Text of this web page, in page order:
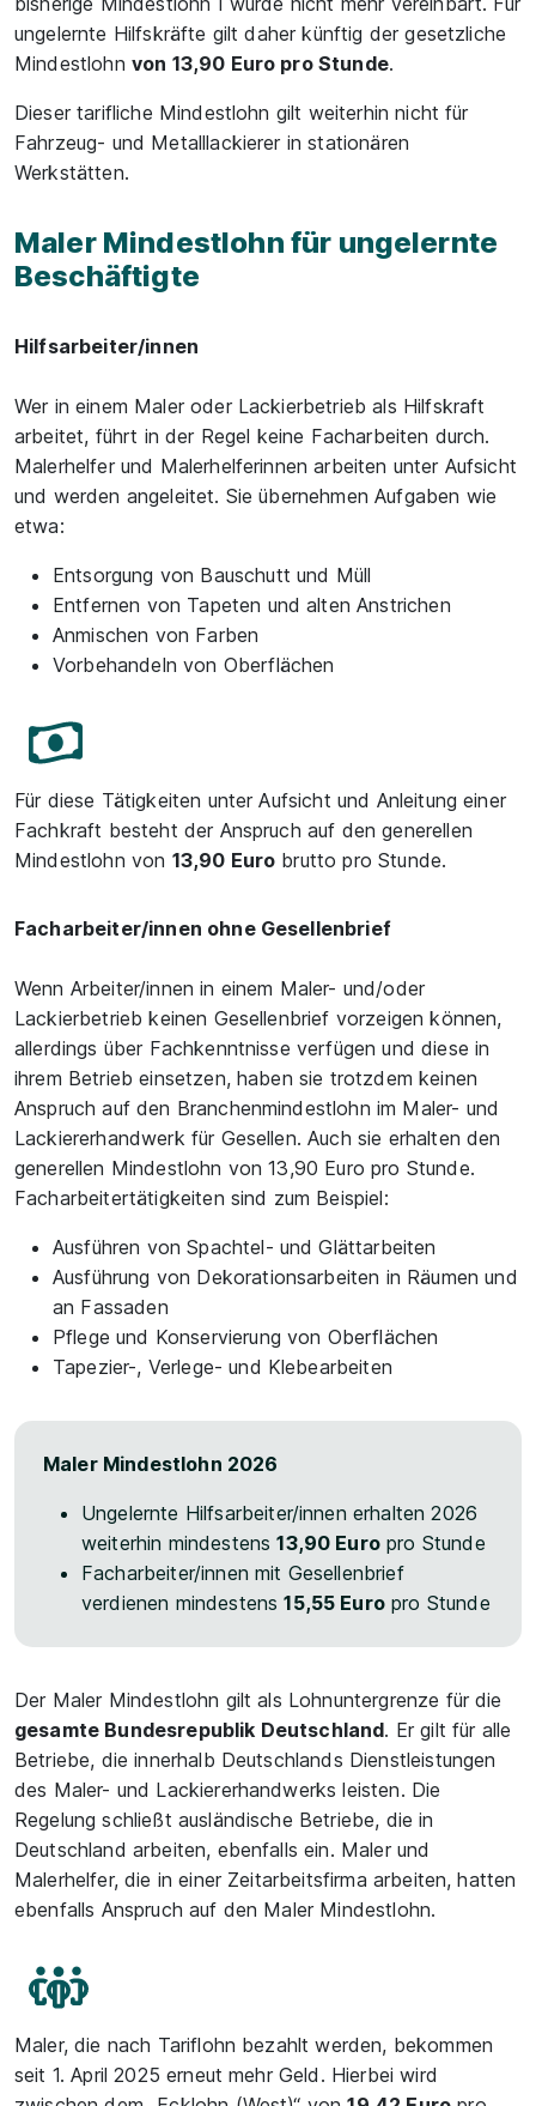
ungelernte Hilfskräfte gilt daher künftig der gesetzliche
Mindestlohn von 13,90 Euro pro Stunde.
Dieser tarifliche Mindestlohn gilt weiterhin nicht für
Fahrzeug- und Metalllackierer in stationären
Werkstätten.
Maler Mindestlohn für ungelernte
Beschäftigte
Hilfsarbeiter/innen
Wer in einem Maler oder Lackierbetrieb als Hilfskraft
arbeitet, führt in der Regel keine Facharbeiten durch.
Malerhelfer und Malerhelferinnen arbeiten unter Aufsicht
und werden angeleitet. Sie übernehmen Aufgaben wie
etwa:
Entsorgung von Bauschutt und Müll
Entfernen von Tapeten und alten Anstrichen
Anmischen von Farben
Vorbehandeln von Oberflächen
Für diese Tätigkeiten unter Aufsicht und Anleitung einer
Fachkraft besteht der Anspruch auf den generellen
Mindestlohn von 13,90 Euro brutto pro Stunde.
Facharbeiter/innen ohne Gesellenbrief
Wenn Arbeiter/innen in einem Maler- und/oder
Lackierbetrieb keinen Gesellenbrief vorzeigen können,
allerdings über Fachkenntnisse verfügen und diese in
ihrem Betrieb einsetzen, haben sie trotzdem keinen
Anspruch auf den Branchenmindestlohn im Maler- und
Lackiererhandwerk für Gesellen. Auch sie erhalten den
generellen Mindestlohn von 13,90 Euro pro Stunde.
Facharbeitertätigkeiten sind zum Beispiel:
Ausführen von Spachtel- und Glättarbeiten
Ausführung von Dekorationsarbeiten in Räumen und
an Fassaden
Pflege und Konservierung von Oberflächen
Tapezier-, Verlege- und Klebearbeiten
Maler Mindestlohn 2026
Ungelernte Hilfsarbeiter/innen erhalten 2026
weiterhin mindestens13,90 Europro Stunde
Facharbeiter/innen mit Gesellenbrief
verdienen mindestens15,55 Europro Stunde
Der Maler Mindestlohn gilt als Lohnuntergrenze für die
gesamte Bundesrepublik Deutschland. Er gilt für alle
Betriebe, die innerhalb Deutschlands Dienstleistungen
des Maler- und Lackiererhandwerks leisten. Die
Regelung schließt ausländische Betriebe, die in
Deutschland arbeiten, ebenfalls ein. Maler und
Malerhelfer, die in einer Zeitarbeitsfirma arbeiten, hatten
ebenfalls Anspruch auf den Maler Mindestlohn.
Maler, die nach Tariflohn bezahlt werden, bekommen
seit 1. April 2025 erneut mehr Geld. Hierbei wird